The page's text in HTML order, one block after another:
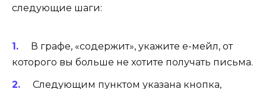
следующие шаги:
В графе, «содержит», укажите е-мейл, от
которого вы больше не хотите получать письма.
Следующим пунктом указана кнопка,